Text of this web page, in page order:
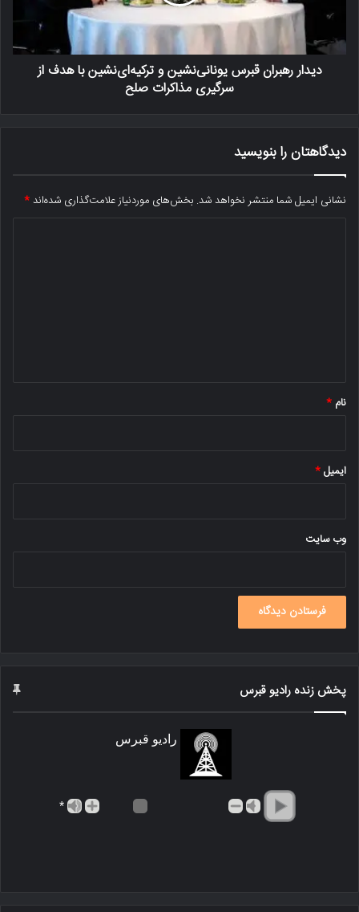
دیدار رهبران قبرس یونانی‌نشین و ترکیه‌ای‌نشین با هدف از
سرگیری مذاکرات صلح
دیدگاهتان را بنویسید
نشانی ایمیل شما منتشر نخواهد شد. بخش‌های موردنیاز علامت‌گذاری شده‌اند*
نام *
ایمیل*
وب‌ سایت
پخش زنده رادیو قبرس
رادیو قبرس
*